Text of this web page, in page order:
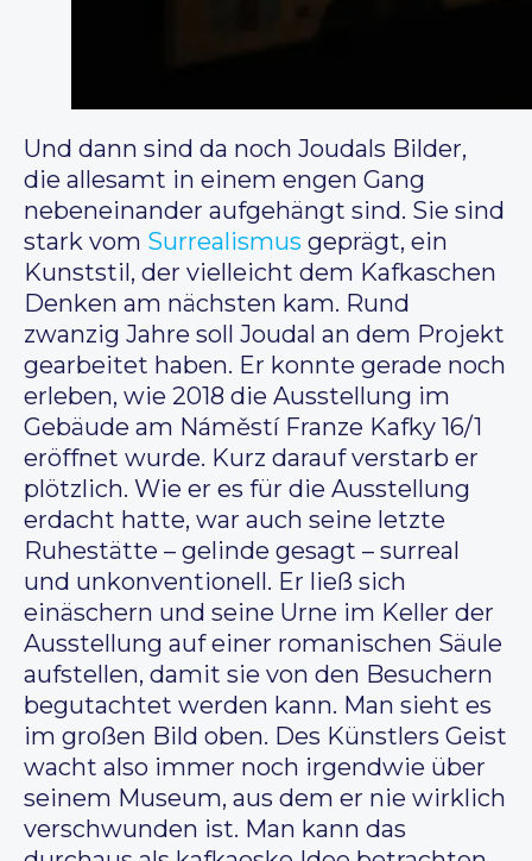
Und dann sind da noch Joudals Bilder,
die allesamt in einem engen Gang
nebeneinander aufgehängt sind. Sie sind
stark vom Surrealismus geprägt, ein
Kunststil, der vielleicht dem Kafkaschen
Denken am nächsten kam. Rund
zwanzig Jahre soll Joudal an dem Projekt
gearbeitet haben. Er konnte gerade noch
erleben, wie 2018 die Ausstellung im
Gebäude am Náměstí Franze Kafky 16/1
eröffnet wurde. Kurz darauf verstarb er
plötzlich. Wie er es für die Ausstellung
erdacht hatte, war auch seine letzte
Ruhestätte – gelinde gesagt – surreal
und unkonventionell. Er ließ sich
einäschern und seine Urne im Keller der
Ausstellung auf einer romanischen Säule
aufstellen, damit sie von den Besuchern
begutachtet werden kann. Man sieht es
im großen Bild oben. Des Künstlers Geist
wacht also immer noch irgendwie über
seinem Museum, aus dem er nie wirklich
verschwunden ist. Man kann das